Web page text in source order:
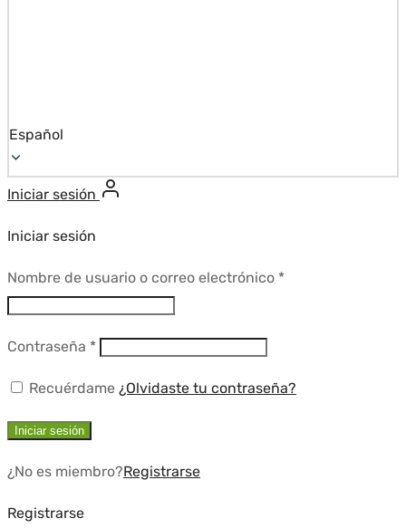
Español
Iniciar sesión
Iniciar sesión
Nombre de usuario o correo electrónico *Requerido
Contraseña *Requerido
Recuérdame ¿Olvidaste tu contraseña?
Iniciar sesión
¿No es miembro?Registrarse
Registrarse